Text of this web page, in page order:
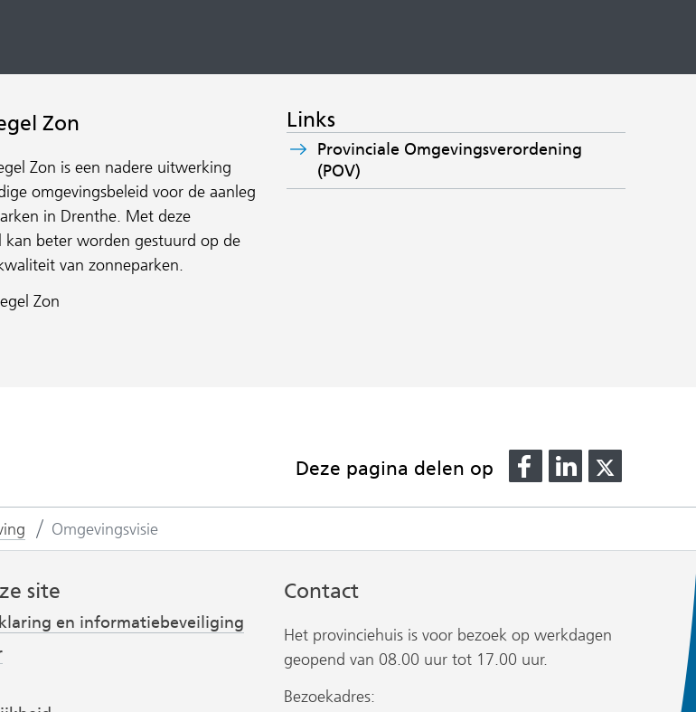
Zon
Zon is een nadere uitwerking
omgevingsbeleid voor de aanleg
in Drenthe. Met deze
kan beter worden gestuurd op de
van zonneparken.
Zon
Links
Provinciale Omgevingsverordening
(POV)
Deze pagina delen op
Delen
op
Facebook
naar
website)
Delen
op
LinkedIn
naar
website)
op
X
naar
Omgevingsvisie
site
en informatiebeveiliging
Contact
Het provinciehuis is voor bezoek op werkdagen
geopend van 08.00 uur tot 17.00 uur.
Bezoekadres: